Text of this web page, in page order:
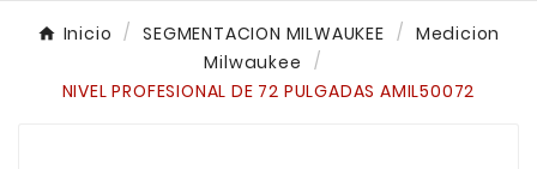
Inicio SEGMENTACION MILWAUKEE
Medicion
Milwaukee
NIVEL PROFESIONAL DE 72 PULGADAS AMIL50072